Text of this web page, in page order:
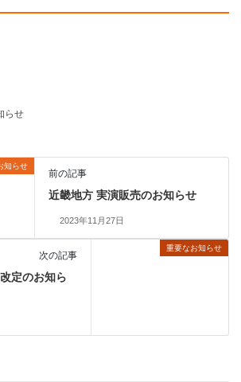
らせ
知らせ
前の記事
近畿地方 実演販売のお知らせ
2023年11月27日
重要なお知らせ
次の記事
定のお知ら